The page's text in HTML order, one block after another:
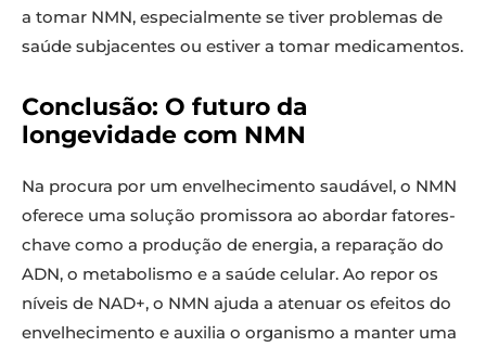
a tomar NMN, especialmente se tiver problemas de
saúde subjacentes ou estiver a tomar medicamentos.
Conclusão: O futuro da
longevidade com NMN
Na procura por um envelhecimento saudável, o NMN
oferece uma solução promissora ao abordar fatores-
chave como a produção de energia, a reparação do
ADN, o metabolismo e a saúde celular. Ao repor os
níveis de NAD+, o NMN ajuda a atenuar os efeitos do
envelhecimento e auxilia o organismo a manter uma